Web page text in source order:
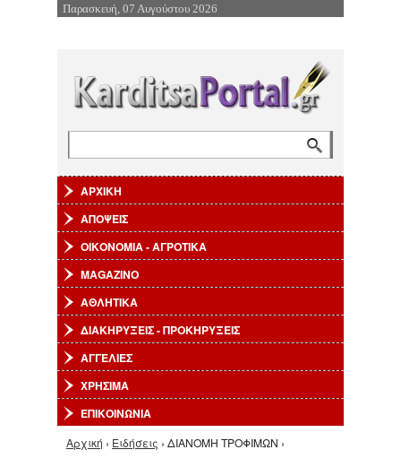
Επιστροφή στην Πλοήγηση
Παρασκευή, 07 Αυγούστου 2026
ΑΡΧΙΚΗ
ΑΠΟΨΕΙΣ
ΟΙΚΟΝΟΜΙΑ - ΑΓΡΟΤΙΚΑ
MAGAZINO
ΑΘΛΗΤΙΚΑ
ΔΙΑΚΗΡΥΞΕΙΣ - ΠΡΟΚΗΡΥΞΕΙΣ
ΑΓΓΕΛΙΕΣ
ΧΡΗΣΙΜΑ
ΕΠΙΚΟΙΝΩΝΙΑ
Είστε εδώ
Αρχική › Ειδήσεις › ΔΙΑΝΟΜΗ ΤΡΟΦΙΜΩΝ ›